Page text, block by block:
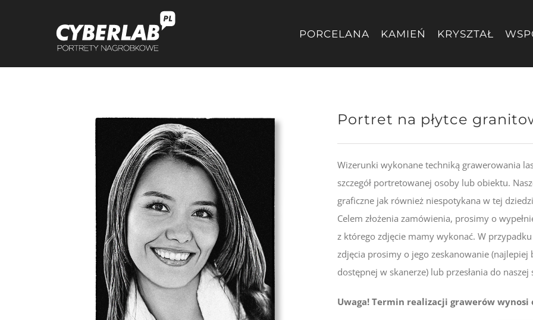
PORCELANA KAMIEŃ KRYSZTAŁ
Portret na płytce
Wizerunki wykonane techniką grawerowania
szczegół portretowanej osoby lub obiektu.
graficzne jak również niespotykana w tej
Celem złożenia zamówienia, prosimy o
z którego zdjęcie mamy wykonać. W
zdjęcia prosimy o jego zeskanowanie
dostępnej w skanerze) lub przesłania do
Uwaga! Termin realizacji grawerów wynosi